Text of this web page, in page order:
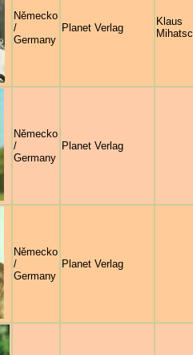
Německo
/
Germany
Planet Verlag
Klaus
Německo
/
Germany
Planet Verlag
Německo
/
Germany
Planet Verlag